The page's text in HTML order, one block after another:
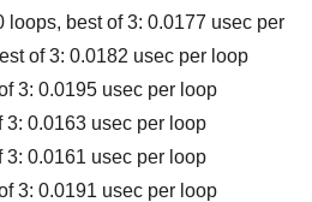
loops, best of 3: 0.0177 usec per
of 3: 0.0182 usec per loop
3: 0.0195 usec per loop
0.0163 usec per loop
0.0161 usec per loop
3: 0.0191 usec per loop